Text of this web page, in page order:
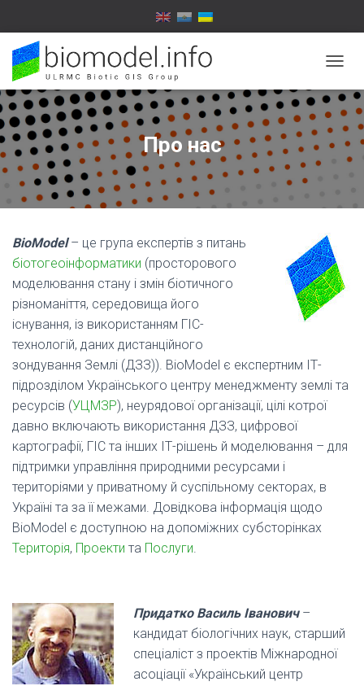
Е
К
В
І
Г
Про нас
BioModel– це група експертів з питань
біотогеоінформатики (просторового
моделювання стану і змін біотичного
різноманіття, середовища його
існування, із використанням ГІС-
технологій, даних дистанційного
зондування Землі (ДЗЗ)). BioModel є експертним ІТ-
підрозділом Українського центру менеджменту землі та
ресурсів (УЦМЗР), неурядової організації, цілі котрої
давно включають використання ДЗЗ, цифрової
картографії, ГІС та інших ІТ-рішень й моделювання – для
підтримки управління природними ресурсами і
територіями у приватному й суспільному секторах, в
Україні та за її межами. Довідкова інформація щодо
BioModel є доступною на допоміжних субсторінках
Територія, Проекти та Послуги.
Придатко Василь Іванович–
кандидат біологічних наук, старший
спеціаліст з проектів Міжнародної
асоціації «Український центр